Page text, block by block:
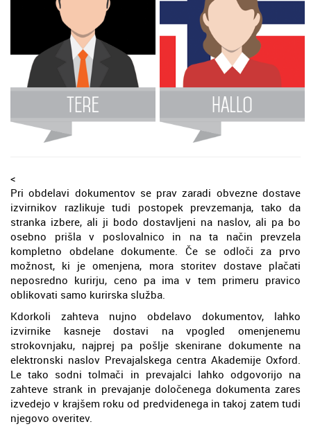
<
Pri obdelavi dokumentov se prav zaradi obvezne dostave
izvirnikov razlikuje tudi postopek prevzemanja, tako da
stranka izbere, ali ji bodo dostavljeni na naslov, ali pa bo
osebno prišla v poslovalnico in na ta način prevzela
kompletno obdelane dokumente. Če se odloči za prvo
možnost, ki je omenjena, mora storitev dostave plačati
neposredno kurirju, ceno pa ima v tem primeru pravico
oblikovati samo kurirska služba.
Kdorkoli zahteva nujno obdelavo dokumentov, lahko
izvirnike kasneje dostavi na vpogled omenjenemu
strokovnjaku, najprej pa pošlje skenirane dokumente na
elektronski naslov Prevajalskega centra Akademije Oxford.
Le tako sodni tolmači in prevajalci lahko odgovorijo na
zahteve strank in prevajanje določenega dokumenta zares
izvedejo v krajšem roku od predvidenega in takoj zatem tudi
njegovo overitev.